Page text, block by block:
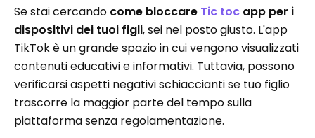
Se stai cercando come bloccare Tic toc app per i
dispositivi dei tuoi figli, sei nel posto giusto. L'app
TikTok è un grande spazio in cui vengono visualizzati
contenuti educativi e informativi. Tuttavia, possono
verificarsi aspetti negativi schiaccianti se tuo figlio
trascorre la maggior parte del tempo sulla
piattaforma senza regolamentazione.